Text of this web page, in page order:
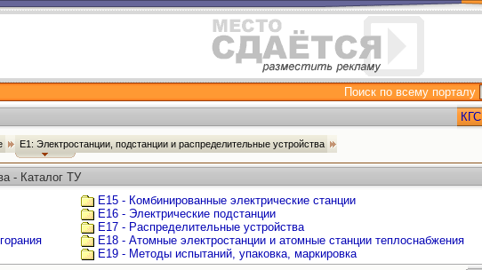
Поиск по всему порталу
КГС
Е1: Электростанции, подстанции и распределительные устройства
- Каталог ТУ
Е15 - Комбинированные электрические станции
Е16 - Электрические подстанции
Е17 - Распределительные устройства
Е18 - Атомные электростанции и атомные станции теплоснабжения
Е19 - Методы испытаний, упаковка, маркировка